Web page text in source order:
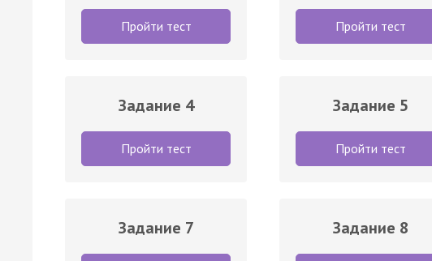
Пройти тест Пройти тест
Задание 4
Пройти тест
Задание 5
Пройти тест
Задание 7 Задание 8